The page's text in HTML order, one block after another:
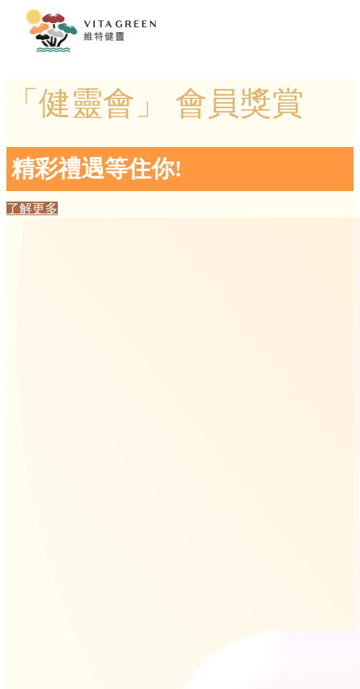
「健靈會」 會員獎賞
精彩禮遇等住你!
了解更多